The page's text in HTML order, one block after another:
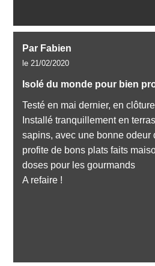
Par Fabien
le 21/02/2020
Isolé du monde pour bien
Testé en mai dernier, en
Installé tranquillement en
sapins, avec une bonne odeur
profite de bons plats faits
doses pour les gourmands
A refaire !